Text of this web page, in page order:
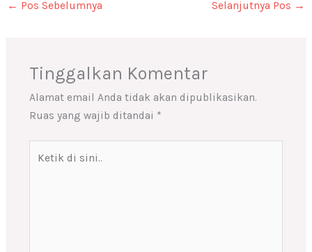
← Pos Sebelumnya Selanjutnya Pos →
Tinggalkan Komentar
Alamat email Anda tidak akan dipublikasikan.
Ruas yang wajib ditandai *